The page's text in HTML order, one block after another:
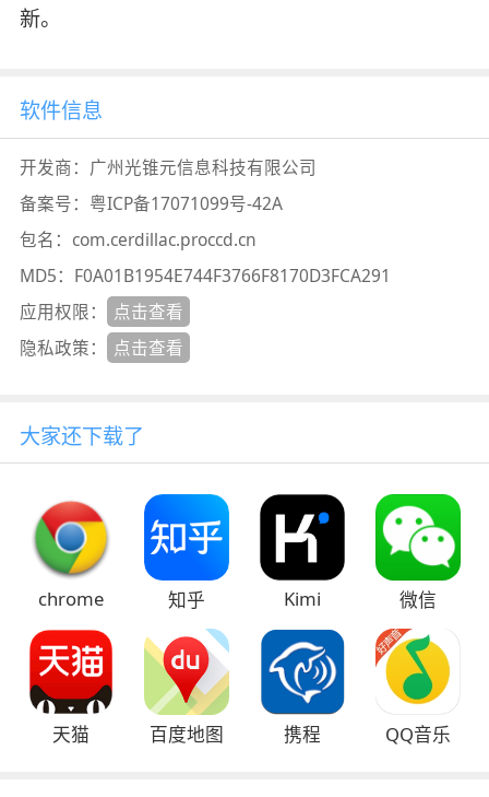
新。
软件信息
开发商： 广州光锥元信息科技有限公司
备案号： 粤ICP备17071099号-42A
包名： com.cerdillac.proccd.cn
MD5： F0A01B1954E744F3766F8170D3FCA291
应用权限：
点击查看
隐私政策：
点击查看
大家还下载了
chrome 知乎 Kimi 微信
天猫 百度地图 携程 QQ音乐